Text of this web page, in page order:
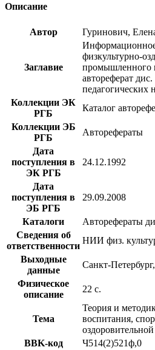
Описание
Автор Гуринович,
Заглавие
физкультурно-
промышленного
автореферат
педагогических
Коллекции ЭК
РГБ
Каталог
Коллекции ЭБ
РГБ
Авторефераты
Дата
поступления в
ЭК РГБ
24.12.1992
Дата
поступления в
ЭБ РГБ
29.09.2008
Каталоги
Авторефераты
Сведения об
ответственности
НИИ физ.
Выходные
данные
Санкт-
Физическое
описание
22 с.
Тема
Теория и
воспитания,
BBK-код
Ч514(2)521ф,0